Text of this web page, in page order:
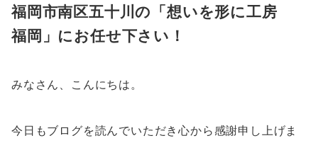
福岡市南区五十川の「想いを形に工房
福岡」にお任せ下さい！
みなさん、こんにちは。
今日もブログを読んでいただき心から感謝申し上げま